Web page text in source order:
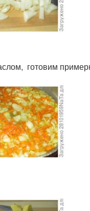
готовим